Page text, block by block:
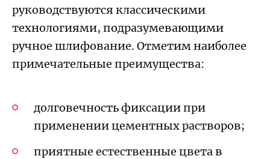
руководствуются классическими
технологиями, подразумевающими
ручное шлифование. Отметим наиболее
примечательные преимущества:
долговечность фиксации при
применении цементных растворов;
приятные естественные цвета в